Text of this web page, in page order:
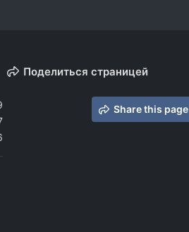
Поделиться страницей
Share this page